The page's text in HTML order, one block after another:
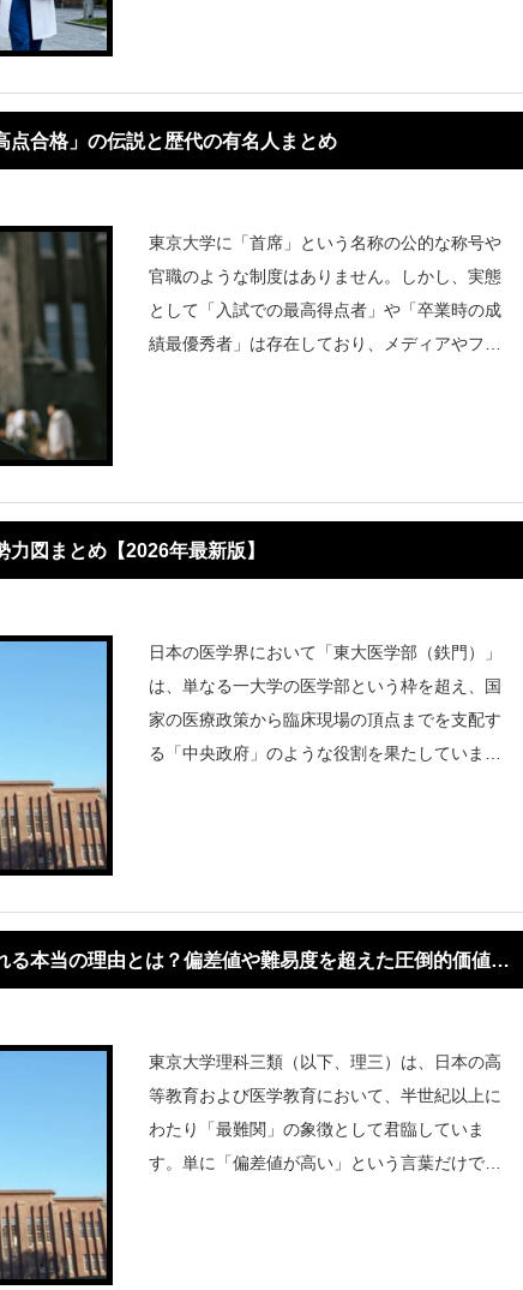
点合格」の伝説と歴代の有名人まとめ
東京大学に「首席」という名称の公的な称号や
官職のような制度はありません。しかし、実態
として「入試での最高得点者」や「卒業時の成
績最優秀者」は存在しており、メディアやファ
図まとめ【2026年最新版】
日本の医学界において「東大医学部（鉄門）」
は、単なる一大学の医学部という枠を超え、国
家の医療政策から臨床現場の頂点までを支配す
る「中央政府」のような役割を果たしていま
本当の理由とは？偏差値や難易度を超えた圧倒的価値を
東京大学理科三類（以下、理三）は、日本の高
等教育および医学教育において、半世紀以上に
わたり「最難関」の象徴として君臨していま
す。単に「偏差値が高い」という言葉だけでは